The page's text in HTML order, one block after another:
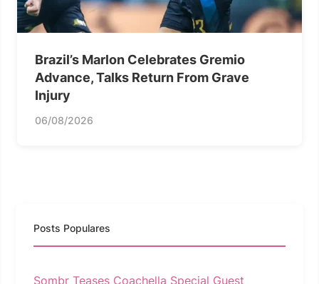
Brazil’s Marlon Celebrates Gremio
Advance, Talks Return From Grave
Injury
06/08/2026
Posts Populares
Sombr Teases Coachella Special Guest